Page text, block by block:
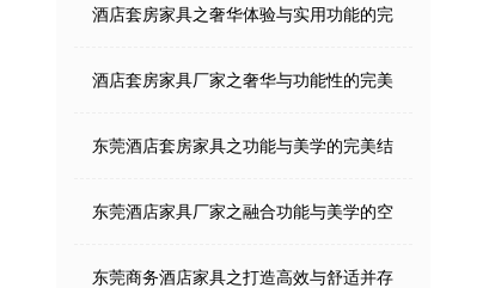
酒店套房家具之奢华体验与实用功能的完
酒店套房家具厂家之奢华与功能性的完美
东莞酒店套房家具之功能与美学的完美结
东莞酒店家具厂家之融合功能与美学的空
东莞商务酒店家具之打造高效与舒适并存